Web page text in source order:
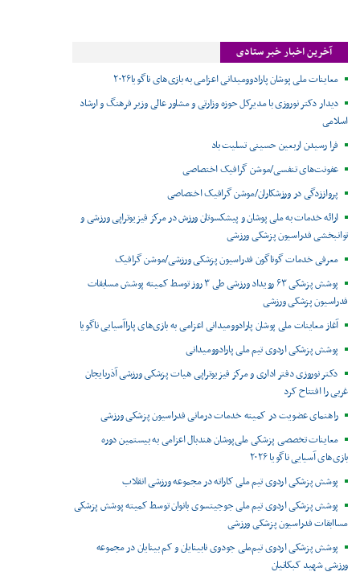
آخرین اخبار خبر ستادی
معاینات ملی پوشان پارادوومیدانی اعزامی به بازی‌های ناگویا۲۰۲۶
دیدار دکتر نوروزی با مدیرکل حوزه وزارتی و مشاور عالی وزیر فرهنگ و ارشاد
اسلامی
فرا رسیدن اربعین حسینی تسلیت باد
عفونت‌های تنفسی/موشن گرافیک اختصاصی
پرواززدگی در ورزشکاران/موشن گرافیک اختصاصی
ارائه خدمات به ملی پوشان و پیشکسوتان ورزش در مرکز فیزیوتراپی ورزشی و
توانبخشی فدراسیون پزشکی ورزشی
معرفی خدمات گوناگون فدراسیون پزشکی ورزشی/موشن گرافیک
پوشش پزشکی ۶۳ رویداد ورزشی طی ۳ روز توسط کمیته پوشش مسابقات
فدراسیون پزشکی ورزشی
آغاز معاینات ملی پوشان پارادوومیدانی اعزامی به بازی‌های پاراآسیایی ناگویا
پوشش پزشکی اردوی تیم ملی پارادوومیدانی
دکتر نوروزی دفتر اداری و مرکز فیزیوتراپی هیات پزشکی ورزشی آذربایجان
غربی را افتتاح کرد
راهنمای عضویت در کمیته خدمات درمانی فدراسیون پزشکی ورزشی
معاینات تخصصی پزشکی ملی‌پوشان هندبال اعزامی به بیستمین دوره
بازی‌های آسیایی ناگویا ۲۰۲۶
پوشش پزشکی اردوی تیم ملی کاراته در مجموعه ورزشی انقلاب
پوشش پزشکی اردوی تیم ملی جوجیتسوی بانوان توسط کمیته پوشش پزشکی
مساابقات فدراسیون پزشکی ورزشی
پوشش پزشکی اردوی تیم‌ملی جودوی نابینایان و کم بینایان در مجموعه
ورزشی شهید کبکانیان